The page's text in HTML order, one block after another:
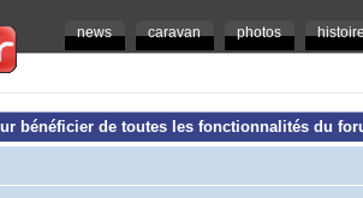
news caravan photos
bénéficier de toutes les fonctionnalités du